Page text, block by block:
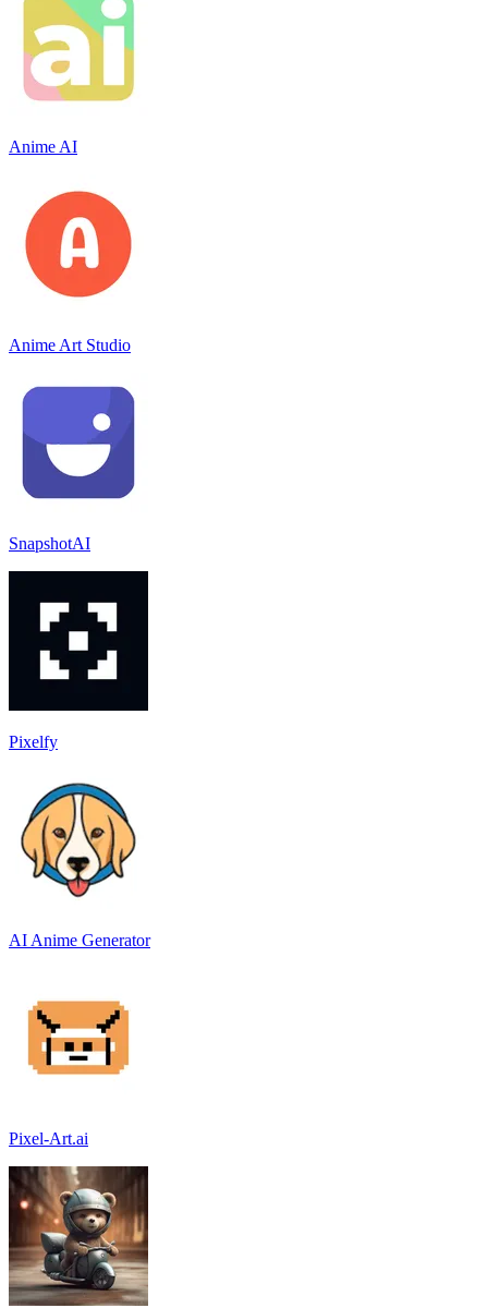
Anime AI
Anime Art Studio
SnapshotAI
Pixelfy
AI Anime Generator
Pixel-Art.ai